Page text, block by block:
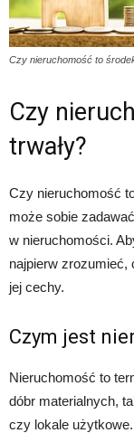
Czy nieruchomość to
Czy
trwały?
Czy nieruchomość
może sobie
w nieruchomości.
najpierw zrozumieć,
jej cechy.
Czym jest
Nieruchomość to
dóbr materialnych,
czy lokale